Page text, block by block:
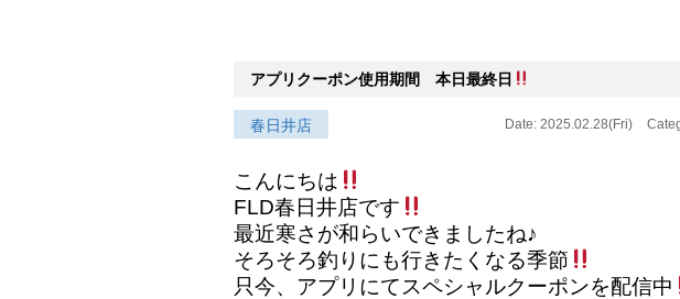
アプリクーポン使用期間 本日最終日
春日井店 Date: 2025.02.28(Fri)
こんにちは
FLD春日井店です
最近寒さが和らいできましたね♪
そろそろ釣りにも行きたくなる季節
只今、アプリにてスペシャルクーポンを配信中